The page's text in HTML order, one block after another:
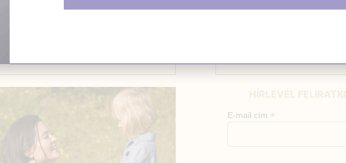
kudarc nagyon megsebzi […]
SZARVAS NIKI HÍRLEVÉL
E-mail cím *